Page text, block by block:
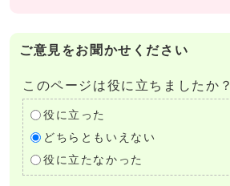
ご意見をお聞かせください
このページは役に立ちましたか？
役に立った
どちらともいえない
役に立たなかった